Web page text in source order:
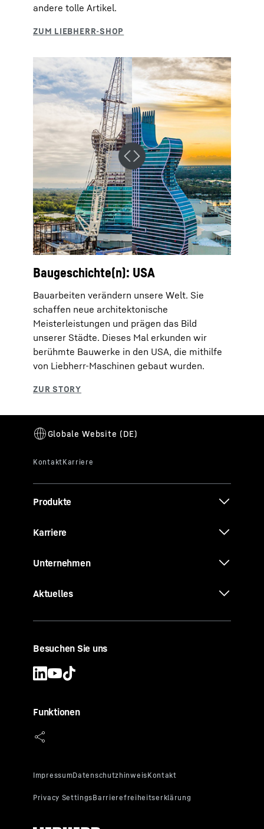
andere tolle Artikel.
Baugeschichte(n): USA
Bauarbeiten verändern unsere Welt. Sie
schaffen neue architektonische
Meisterleistungen und prägen das Bild
unserer Städte. Dieses Mal erkunden wir
berühmte Bauwerke in den USA, die mithilfe
von Liebherr-Maschinen gebaut wurden.
Produkte
Karriere
Unternehmen
Aktuelles
Besuchen Sie uns
Funktionen